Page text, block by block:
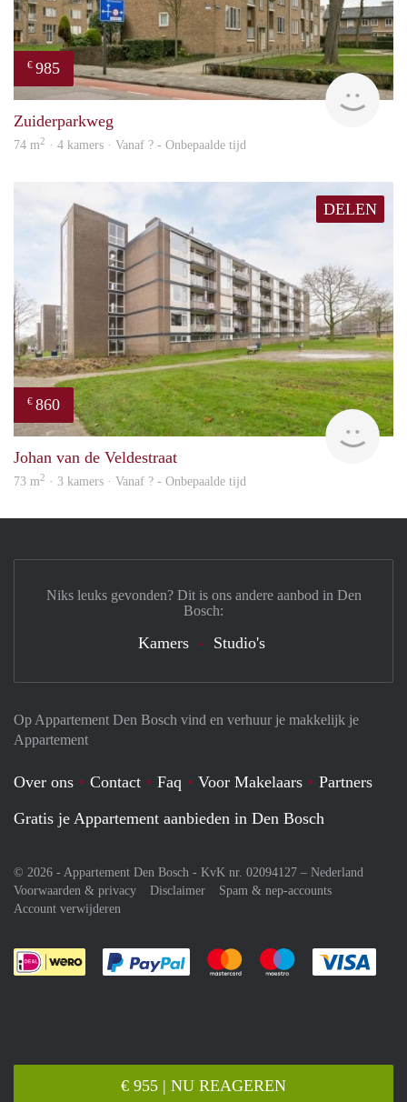
€ 955 | NU REAGEREN
€ 985
Zuiderparkweg
74 m2 · 4 kamers · Vanaf ? - Onbepaalde tijd
DELEN
€ 860
rent
Johan van de Veldestraat
73 m2 · 3 kamers · Vanaf ? - Onbepaalde tijd
Op Appartement Den Bosch vind en verhuur je makkelijk je
Appartement
Over ons Contact Faq Voor Makelaars
Partners
Gratis je Appartement aanbieden in Den Bosch
© 2026 - Appartement Den Bosch - KvK nr. 02094127 – Nederland
Voorwaarden & privacy
Disclaimer
Spam & nep-accounts
Account verwijderen
Je rekent gemakkelijk af met Paypal
Je rekent gemakkelijk af met
Je rekent
Niks leuks gevonden? Dit is ons andere aanbod in Den
Bosch:
Kamers Studio's